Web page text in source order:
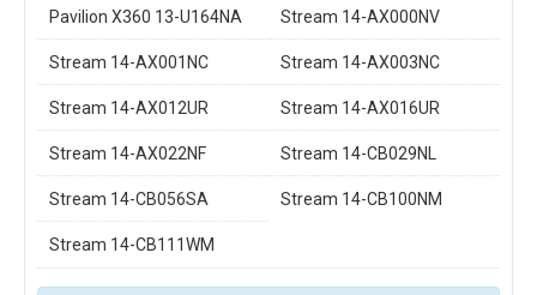
Pavilion X360 13-U164NA Stream 14-AX000NV
Stream 14-AX001NC Stream 14-AX003NC
Stream 14-AX012UR Stream 14-AX016UR
Stream 14-AX022NF Stream 14-CB029NL
Stream 14-CB056SA Stream 14-CB100NM
Stream 14-CB111WM